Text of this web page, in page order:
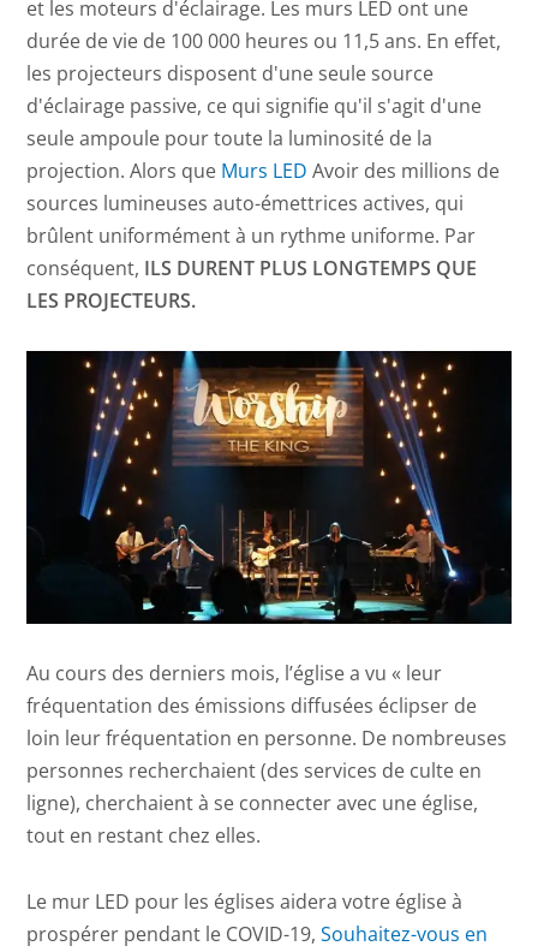
et les moteurs d'éclairage. Les murs LED ont une
durée de vie de 100 000 heures ou 11,5 ans. En effet,
les projecteurs disposent d'une seule source
d'éclairage passive, ce qui signifie qu'il s'agit d'une
seule ampoule pour toute la luminosité de la
projection. Alors que Murs LED Avoir des millions de
sources lumineuses auto-émettrices actives, qui
brûlent uniformément à un rythme uniforme. Par
conséquent, ILS DURENT PLUS LONGTEMPS QUE
LES PROJECTEURS.
Au cours des derniers mois, l’église a vu « leur
fréquentation des émissions diffusées éclipser de
loin leur fréquentation en personne. De nombreuses
personnes recherchaient (des services de culte en
ligne), cherchaient à se connecter avec une église,
tout en restant chez elles.
Le mur LED pour les églises aidera votre église à
prospérer pendant le COVID-19,Souhaitez-vous en